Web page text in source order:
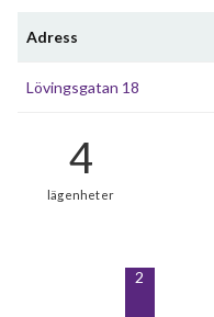
Adress
Lövingsgatan 18
2